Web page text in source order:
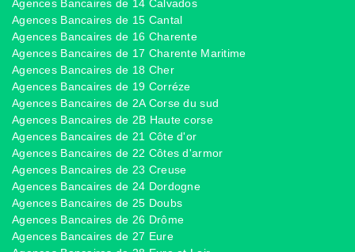
Agences Bancaires de 14 Calvados
Agences Bancaires de 15 Cantal
Agences Bancaires de 16 Charente
Agences Bancaires de 17 Charente Maritime
Agences Bancaires de 18 Cher
Agences Bancaires de 19 Corréze
Agences Bancaires de 2A Corse du sud
Agences Bancaires de 2B Haute corse
Agences Bancaires de 21 Côte d'or
Agences Bancaires de 22 Côtes d'armor
Agences Bancaires de 23 Creuse
Agences Bancaires de 24 Dordogne
Agences Bancaires de 25 Doubs
Agences Bancaires de 26 Drôme
Agences Bancaires de 27 Eure